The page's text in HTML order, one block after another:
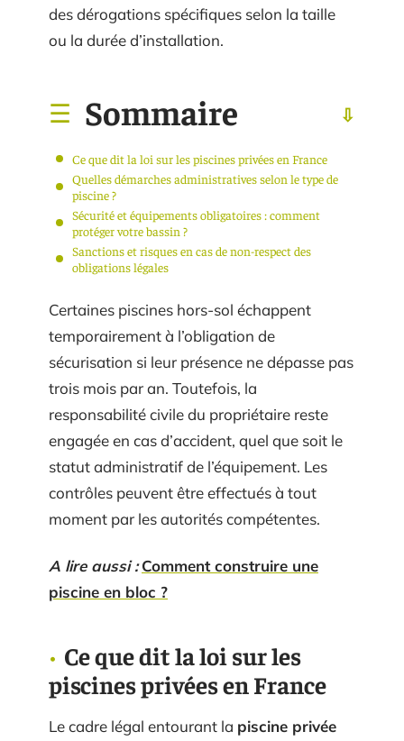
des dérogations spécifiques selon la taille
ou la durée d’installation.
Sommaire
Ce que dit la loi sur les piscines privées en France
Quelles démarches administratives selon le type de
piscine ?
Sécurité et équipements obligatoires : comment
protéger votre bassin ?
Sanctions et risques en cas de non-respect des
obligations légales
Certaines piscines hors-sol échappent
temporairement à l’obligation de
sécurisation si leur présence ne dépasse pas
trois mois par an. Toutefois, la
responsabilité civile du propriétaire reste
engagée en cas d’accident, quel que soit le
statut administratif de l’équipement. Les
contrôles peuvent être effectués à tout
moment par les autorités compétentes.
A lire aussi : Comment construire une
piscine en bloc ?
Ce que dit la loi sur les
piscines privées en France
Le cadre légal entourant la piscine privée